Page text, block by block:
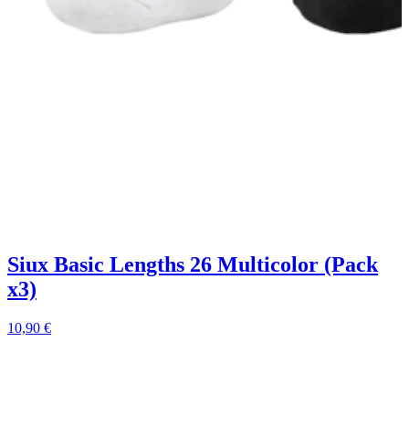
Siux Basic Lengths 26 Multicolor (Pack
x3)
10,90 €